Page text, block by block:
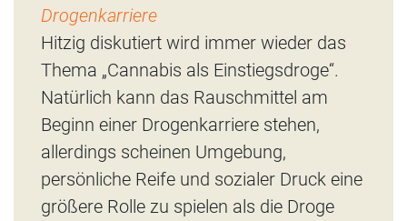
Drogenkarriere
Hitzig diskutiert wird immer wieder das
Thema „Cannabis als Einstiegsdroge“.
Natürlich kann das Rauschmittel am
Beginn einer Drogenkarriere stehen,
allerdings scheinen Umgebung,
persönliche Reife und sozialer Druck eine
größere Rolle zu spielen als die Droge